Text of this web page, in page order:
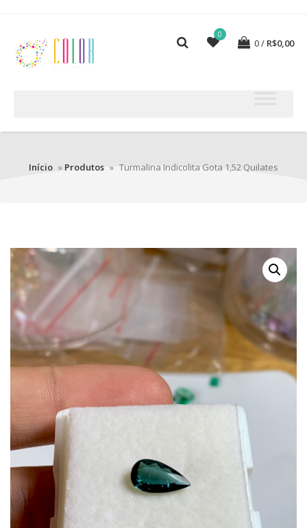
0
0 R$0,00
Início » Produtos » Turmalina Indicolita Gota 1,52 Quilates